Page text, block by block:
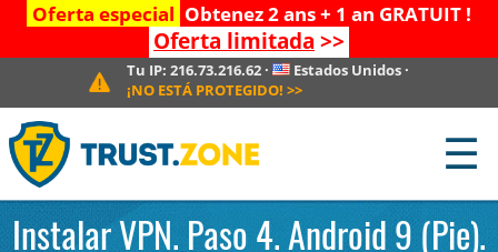
Oferta especial Obtenez 2 ans + 1 an GRATUIT !
Oferta limitada >>
Tu IP:216.73.216.62 · Estados Unidos·
¡NO ESTÁ PROTEGIDO! >>
☰
Instalar VPN. Paso 4. Android 9 (Pie).